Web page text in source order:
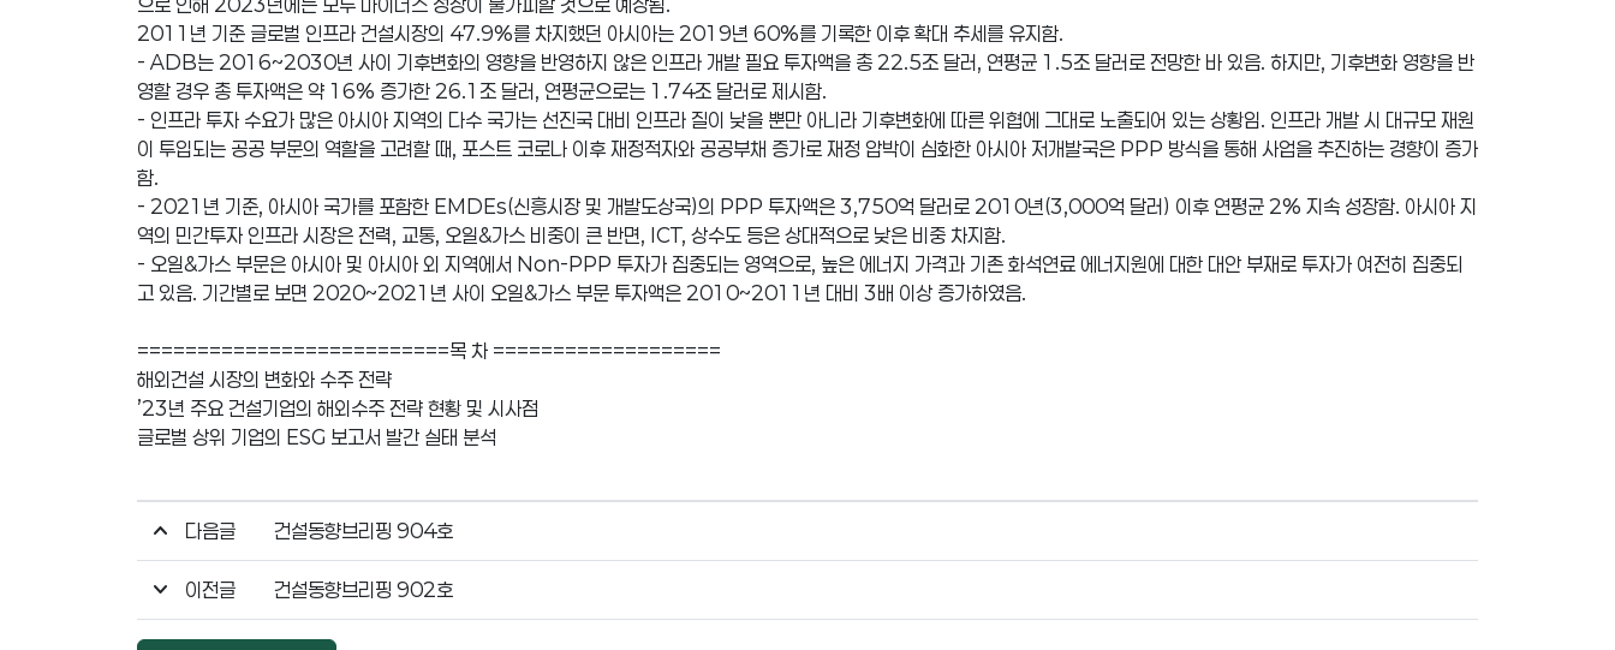
2011년 기준 글로벌 인프라 건설시장의 47.9%를 차지했던 아시아는 2019년 60%를 기록한 이후 확대 추세를 유지함.
- ADB는 2016~2030년 사이 기후변화의 영향을 반영하지 않은 인프라 개발 필요 투자액을 총 22.5조 달러, 연평균 1.5조 달러로 전망한 바 있음. 하지만, 기후변화 영향을 반
영할 경우 총 투자액은 약 16% 증가한 26.1조 달러, 연평균으로는 1.74조 달러로 제시함.
- 인프라 투자 수요가 많은 아시아 지역의 다수 국가는 선진국 대비 인프라 질이 낮을 뿐만 아니라 기후변화에 따른 위협에 그대로 노출되어 있는 상황임. 인프라 개발 시 대규모 재원
이 투입되는 공공 부문의 역할을 고려할 때, 포스트 코로나 이후 재정적자와 공공부채 증가로 재정 압박이 심화한 아시아 저개발국은 PPP 방식을 통해 사업을 추진하는 경향이 증가
함.
- 2021년 기준, 아시아 국가를 포함한 EMDEs(신흥시장 및 개발도상국)의 PPP 투자액은 3,750억 달러로 2010년(3,000억 달러) 이후 연평균 2% 지속 성장함. 아시아 지
역의 민간투자 인프라 시장은 전력, 교통, 오일&가스 비중이 큰 반면, ICT, 상수도 등은 상대적으로 낮은 비중 차지함.
- 오일&가스 부문은 아시아 및 아시아 외 지역에서 Non-PPP 투자가 집중되는 영역으로, 높은 에너지 가격과 기존 화석연료 에너지원에 대한 대안 부재로 투자가 여전히 집중되
고 있음. 기간별로 보면 2020~2021년 사이 오일&가스 부문 투자액은 2010~2011년 대비 3배 이상 증가하였음.
==========================목 차 ===================
해외건설 시장의 변화와 수주 전략
’23년 주요 건설기업의 해외수주 전략 현황 및 시사점
글로벌 상위 기업의 ESG 보고서 발간 실태 분석
다음글 건설동향브리핑 904호
이전글 건설동향브리핑 902호